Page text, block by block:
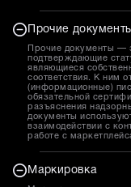
Прочие
Прочие документы —
подтверждающие
являющиеся
соответствия. К ним
(информационные)
обязательной
разъяснения
документы
взаимодействии с
работе с
Маркировка